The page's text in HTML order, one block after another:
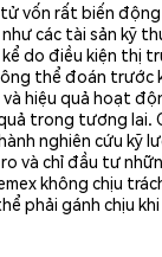
vốn rất biến động
như các tài sản kỹ
do điều kiện thị
thể đoán trước
hiệu quả hoạt
trong tương lai.
nghiên cứu kỹ
và chỉ đầu tư
không chịu
phải gánh chịu khi